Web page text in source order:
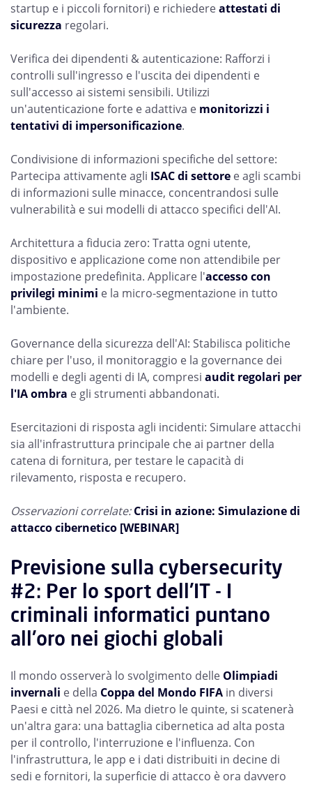
startup e i piccoli fornitori) e richiedereattestati di
sicurezza regolari.
Verifica dei dipendenti & autenticazione: Rafforzi i
controlli sull'ingresso e l'uscita dei dipendenti e
sull'accesso ai sistemi sensibili. Utilizzi
un'autenticazione forte e adattiva e monitorizzi i
tentativi di impersonificazione.
Condivisione di informazioni specifiche del settore:
Partecipa attivamente agli ISAC di settore e agli scambi
di informazioni sulle minacce, concentrandosi sulle
vulnerabilità e sui modelli di attacco specifici dell'AI.
Architettura a fiducia zero: Tratta ogni utente,
dispositivo e applicazione come non attendibile per
impostazione predefinita. Applicare l'accesso con
privilegi minimi e la micro-segmentazione in tutto
l'ambiente.
Governance della sicurezza dell'AI: Stabilisca politiche
chiare per l'uso, il monitoraggio e la governance dei
modelli e degli agenti di IA, compresi audit regolari per
l'IA ombra e gli strumenti abbandonati.
Esercitazioni di risposta agli incidenti: Simulare attacchi
sia all'infrastruttura principale che ai partner della
catena di fornitura, per testare le capacità di
rilevamento, risposta e recupero.
Osservazioni correlate:Crisi in azione: Simulazione di
attacco cibernetico [WEBINAR]
Previsione sulla cybersecurity
#2: Per lo sport dell'IT - I
criminali informatici puntano
all'oro nei giochi globali
Il mondo osserverà lo svolgimento delle Olimpiadi
invernali e della Coppa del Mondo FIFA in diversi
Paesi e città nel 2026. Ma dietro le quinte, si scatenerà
un'altra gara: una battaglia cibernetica ad alta posta
per il controllo, l'interruzione e l'influenza. Con
l'infrastruttura, le app e i dati distribuiti in decine di
sedi e fornitori, la superficie di attacco è ora davvero